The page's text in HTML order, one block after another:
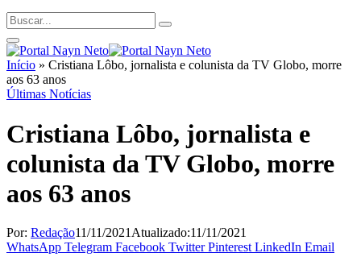
Início » Cristiana Lôbo, jornalista e colunista da TV Globo, morre
aos 63 anos
Últimas Notícias
Cristiana Lôbo, jornalista e
colunista da TV Globo, morre
aos 63 anos
Por: Redação11/11/2021 Atualizado:11/11/2021
WhatsApp Telegram Facebook Twitter Pinterest LinkedIn Email